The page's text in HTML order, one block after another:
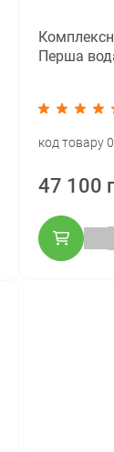
Перша
код товару
47 100